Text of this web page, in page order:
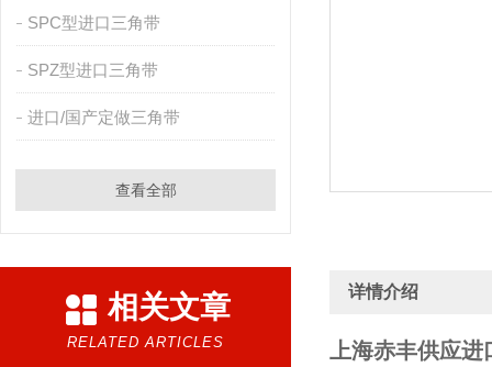
SPC型进口三角带
SPZ型进口三角带
进口/国产定做三角带
查看全部
相关文章
RELATED ARTICLES
详情介绍
上海赤丰供应进